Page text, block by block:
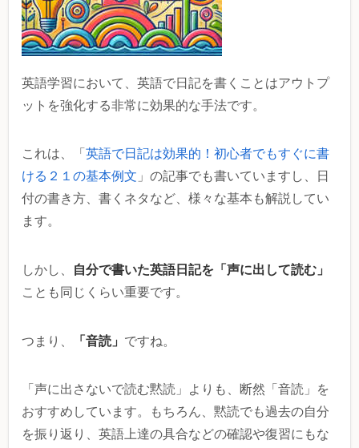
英語学習において、英語で日記を書くことはアウトプ
ットを強化する非常に効果的な手法です。
これは、「 英語で日記は効果的！初心者でもすぐに書
ける２１の基本例文 」の記事でも書いていますし、日
付の書き方、書くネタなど、様々な基本も解説してい
ます。
しかし、 自分で書いた英語日記を「声に出して読む」
ことも同じくらい重要です。
つまり、 「音読」 ですね。
「声に出さないで読む黙読」よりも、断然「音読」を
おすすめしています。もちろん、黙読でも過去の自分
を振り返り、英語上達の具合などの確認や復習にもな